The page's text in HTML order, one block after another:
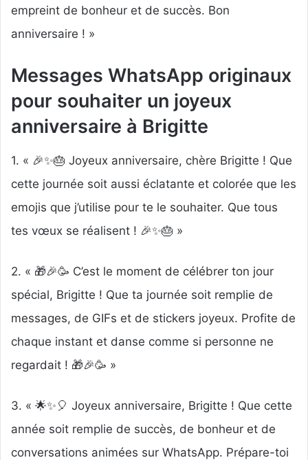
empreint de bonheur et de succès. Bon
anniversaire ! »
Messages WhatsApp originaux
pour souhaiter un joyeux
anniversaire à Brigitte
1. « 🎉✨🎂 Joyeux anniversaire, chère Brigitte ! Que
cette journée soit aussi éclatante et colorée que les
emojis que j’utilise pour te le souhaiter. Que tous
tes vœux se réalisent ! 🎉✨🎂 »
2. « 🎁🎉🥳 C’est le moment de célébrer ton jour
spécial, Brigitte ! Que ta journée soit remplie de
messages, de GIFs et de stickers joyeux. Profite de
chaque instant et danse comme si personne ne
regardait ! 🎁🎉🥳 »
3. « 🌟✨🎈 Joyeux anniversaire, Brigitte ! Que cette
année soit remplie de succès, de bonheur et de
conversations animées sur WhatsApp. Prépare-toi